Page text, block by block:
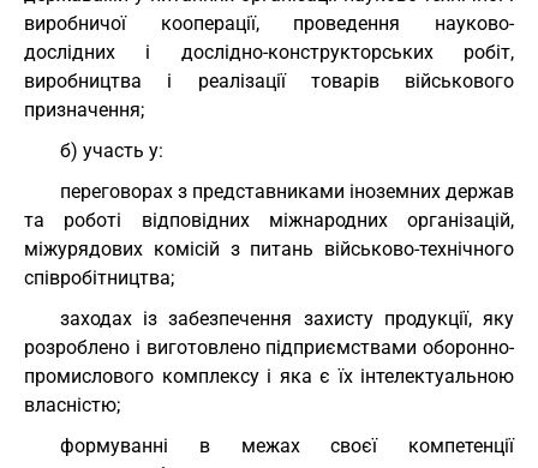
виробничої кооперації, проведення науково-
дослідних і дослідно-конструкторських робіт,
виробництва і реалізації товарів військового
призначення;
б) участь у:
переговорах з представниками іноземних держав
та роботі відповідних міжнародних організацій,
міжурядових комісій з питань військово-технічного
співробітництва;
заходах із забезпечення захисту продукції, яку
розроблено і виготовлено підприємствами оборонно-
промислового комплексу і яка є їх інтелектуальною
власністю;
формуванні в межах своєї компетенції